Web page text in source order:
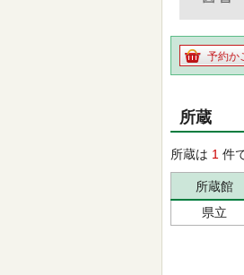
予約か
所蔵
所蔵は 1 件
所蔵館
県立